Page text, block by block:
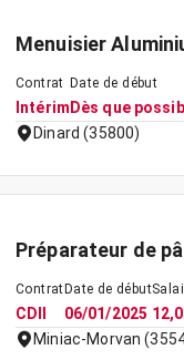
Menuisier
Contrat
Intérim
Date de début
Dès que
Dinard (35800)
Préparateur de
Contrat
CDII
Date de début
06/01/2025
Miniac-Morvan